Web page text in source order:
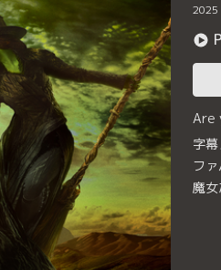
2025
Are
字
フ
魔